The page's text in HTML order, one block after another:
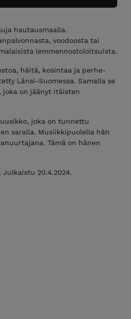
hautausmaalla.
voodoosta tai
lemmennostoloitsuista.
häitä, kosintaa ja perhe-
Länsi-Suomessa. Samalla se
joka on jäänyt itäisten
joka on tunnettu
saralla. Musiikkipuolella hän
Tämä on hänen
Julkaistu 20.4.2024.